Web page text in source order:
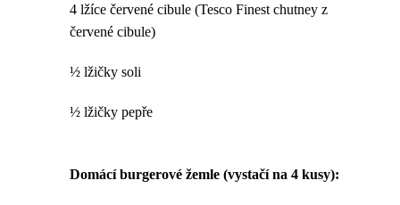
4 lžíce červené cibule (Tesco Finest chutney z
červené cibule)
½ lžičky soli
½ lžičky pepře
Domácí burgerové žemle (vystačí na 4 kusy):